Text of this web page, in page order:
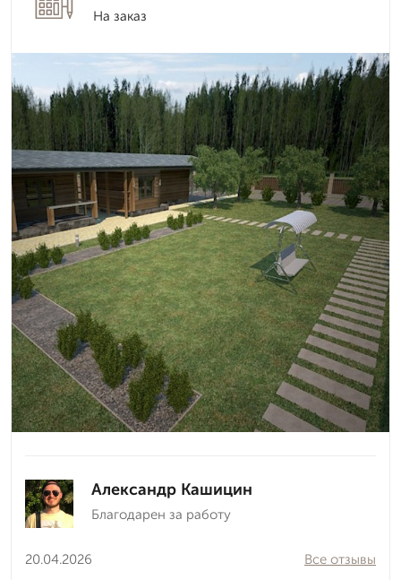
На заказ
Александр Кашицин
Благодарен за работу
20.04.2026
Все отзывы